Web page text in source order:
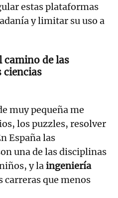
estas plataformas
y limitar su uso a
camino de las
ciencias
muy pequeña me
los puzzles, resolver
España las
una de las disciplinas
y laingeniería
carreras que menos